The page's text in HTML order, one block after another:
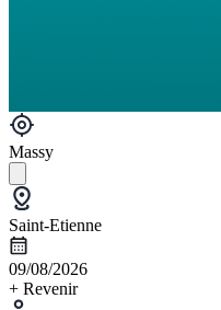
Massy
Saint-Etienne
09/08/2026
+ Revenir